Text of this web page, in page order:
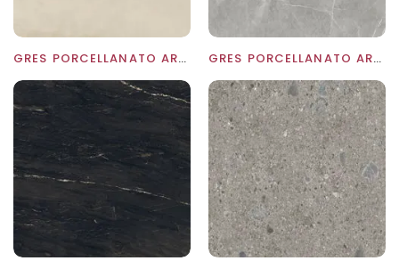
GRES PORCELLANATO ARIZONA SAND ASCALE GRES PORCELLANATO ARMANI SILVER ASCALE